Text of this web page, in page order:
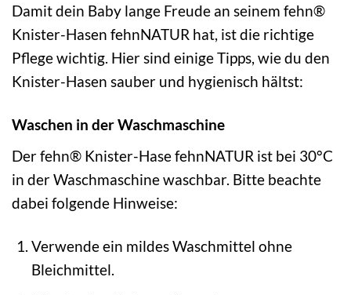
Damit dein Baby lange Freude an seinem fehn®
Knister-Hasen fehnNATUR hat, ist die richtige
Pflege wichtig. Hier sind einige Tipps, wie du den
Knister-Hasen sauber und hygienisch hältst:
Waschen in der Waschmaschine
Der fehn® Knister-Hase fehnNATUR ist bei 30°C
in der Waschmaschine waschbar. Bitte beachte
dabei folgende Hinweise:
Verwende ein mildes Waschmittel ohne
Bleichmittel.